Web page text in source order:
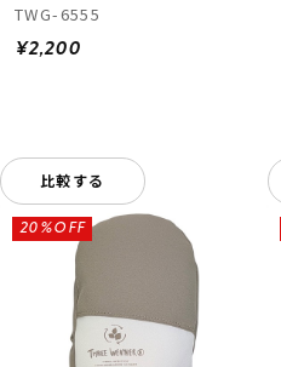
TWG-6555
¥2,200
比較する
20%OFF